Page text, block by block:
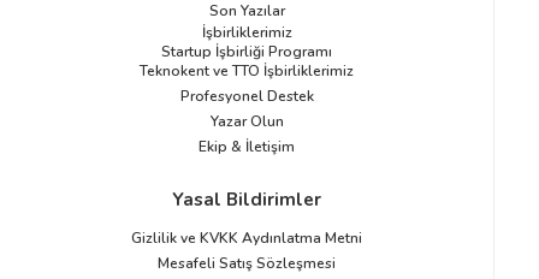
Son Yazılar
İşbirliklerimiz
Startup İşbirliği Programı
Teknokent ve TTO İşbirliklerimiz
Profesyonel Destek
Yazar Olun
Ekip & İletişim
Yasal Bildirimler
Gizlilik ve KVKK Aydınlatma Metni
Mesafeli Satış Sözleşmesi